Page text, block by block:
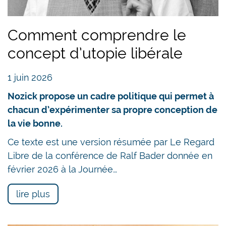
Pour beaucoup la question est facile à trancher:
grand nombre. Les «riches» peuvent bien payer!
Non seulement sont-ils fortement minoritaires,
qu’un franc de plus chez les personnes de
condition modeste.
Les conditions de la
prospérité
Mais quitte à accepter ce raisonnement
utilitariste, soyons utilitaristes jusqu’au bout! Pour
améliorer la condition matérielle des plus
défavorisés, il est illusoire de surtaxer les
Comment comprendre le
concept d’utopie libérale
1 juin 2026
Nozick propose un cadre politique qui permet à
chacun d’expérimenter sa propre conception de
la vie bonne.
Ce texte est une version résumée par Le Regard
Libre de la conférence de Ralf Bader donnée en
février 2026 à la Journée…
lire plus